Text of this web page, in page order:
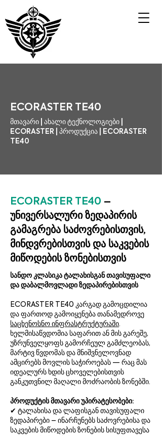
ECORASTER TE40
მთავარი | ახალი ტექნოლოგიები |
ECORASTER | პროდუქცია | ECORASTER
TE40
ECORASTER TE40 –
უნივერსალური ზედაპირის
გამაგრება საძოვრებისთვის,
მინდვრებისთვის და საკვების
მიწოდების ზონებისთვის
სანდო კლასიკა ტალახისგან თავისუფალი
და დაბალმოვლადი ზედაპირებისთვის
ECORASTER TE40 კარგად გამოცდილია
და ფართოდ გამოიყენება თანამედროვე
საცხენოსნო ინფრასტრუქტურაში.
ხელმისაწვდომია საფარით ან მის გარეშე,
უზრუნველყოფს გამორჩეულ გამძლეობას,
მარტივ წვდომას და მნიშვნელოვნად
ამცირებს მოვლის საჭიროებას — რაც მას
იდეალურს ხდის ცხოველებისთვის
განკუთვნილ მაღალი მოძრაობის ზონებში.
პროდუქტის მთავარი უპირატესობები:
✔ ტალახისა და ლაფისგან თავისუფალი
ზედაპირები – ინარჩუნებს საძოვრებისა და
საკვების მიწოდების ზონების სისუფთავესა